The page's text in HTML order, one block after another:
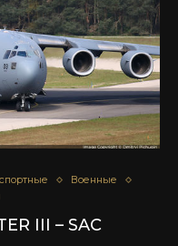
Военные
III – SAC